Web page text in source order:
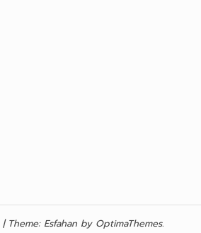
| Theme: Esfahan by OptimaThemes.